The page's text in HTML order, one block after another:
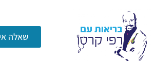
שאלה